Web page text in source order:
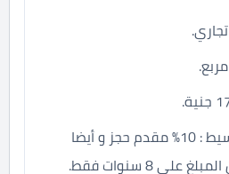
طرق الدفع والتقسيط : 10% مقدم حجز و أيضا
8 سنوات فقط.